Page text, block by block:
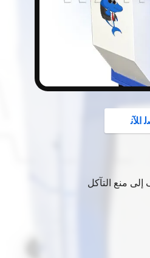
ﺍﻶﻧ
إلى منع التآكل